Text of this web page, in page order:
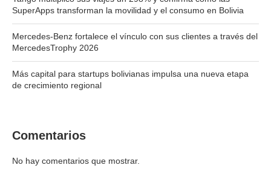
SuperApps transforman la movilidad y el consumo en Bolivia
Mercedes-Benz fortalece el vínculo con sus clientes a través del
MercedesTrophy 2026
Más capital para startups bolivianas impulsa una nueva etapa
de crecimiento regional
Comentarios
No hay comentarios que mostrar.